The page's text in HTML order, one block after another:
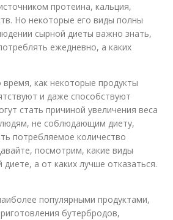
протеина, кальция,
Но некоторые его виды полны
сырной диеты важно знать,
ежедневно, а каких
как некоторые продукты
и даже способствуют
стать причиной увеличения веса
не соблюдающим диету,
потребляемое количество
посмотрим, какие виды
а от каких лучше отказаться.
популярными продуктами,
бутербродов,